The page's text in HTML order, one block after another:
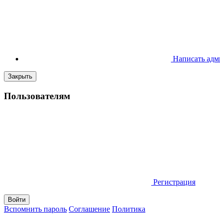
Написать
Закрыть
Пользователям
Регистрация
Вспомнить пароль Соглашение Политика